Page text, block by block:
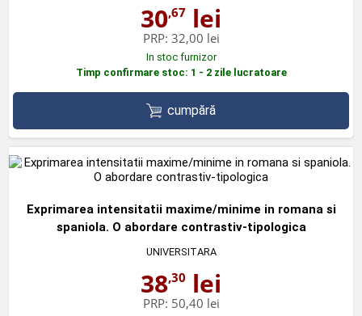
30,67 lei
PRP: 32,00 lei
In stoc furnizor
Timp confirmare stoc: 1 - 2 zile lucratoare
cumpără
Exprimarea intensitatii maxime/minime in romana si
spaniola. O abordare contrastiv-tipologica
UNIVERSITARA
38,30 lei
PRP: 50,40 lei